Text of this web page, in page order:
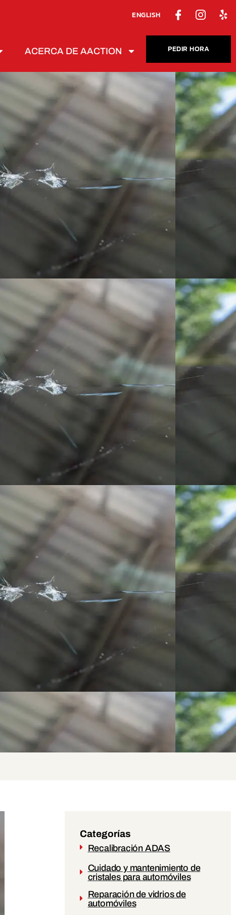
ENGLISH
ACERCA DE AACTION PEDIR HORA
Categorías
Recalibración ADAS
Cuidado y mantenimiento de
cristales para automóviles
Reparación de vidrios de
automóviles